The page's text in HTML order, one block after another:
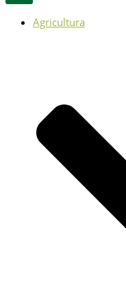
Agricultura